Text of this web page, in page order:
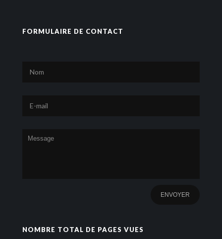
FORMULAIRE DE CONTACT
NOMBRE TOTAL DE PAGES VUES